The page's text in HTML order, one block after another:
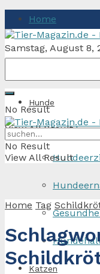
Home
Samstag, August 8,
No Result
View All Result
Hunde
Katzen
No Result
View All Result
Home Tag